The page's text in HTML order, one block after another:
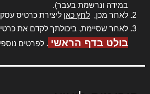
במידה ונרשמת בעבר).
לאחר מכן, לחץ כאן ליצירת כרטיס
לאחר שסיימת, ביכולתך לקדם את
בולט בדף הראשי . לפרטים